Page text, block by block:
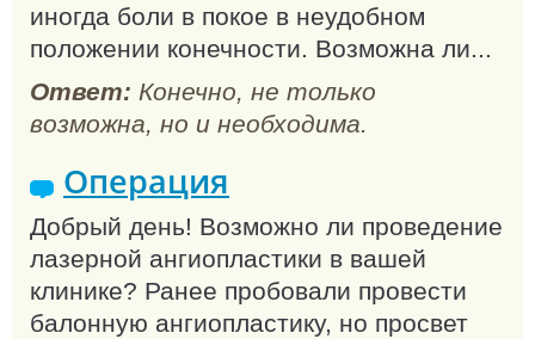
иногда боли в покое в неудобном
положении конечности. Возможна ли...
Ответ: Конечно, не только
возможна, но и необходима.
Операция
Добрый день! Возможно ли проведение
лазерной ангиопластики в вашей
клинике? Ранее пробовали провести
балонную ангиопластику, но просвет